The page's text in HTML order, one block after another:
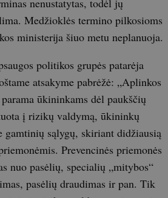
Medžioklės termino pilkosioms
ministerija šiuo metu neplanuoja.
politikos grupės patarėja
atsakyme pabrėžė: „Aplinkos
ūkininkams dėl paukščių
į rizikų valdymą, ūkininkų
sąlygų, skiriant didžiausią
Prevencinės priemonės
nuo pasėlių, specialių „mitybos“
pasėlių draudimas ir pan. Tik